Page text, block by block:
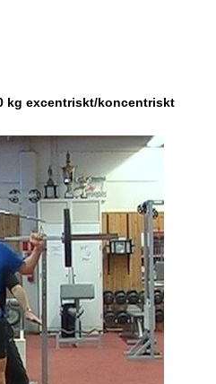
kg excentriskt/koncentriskt